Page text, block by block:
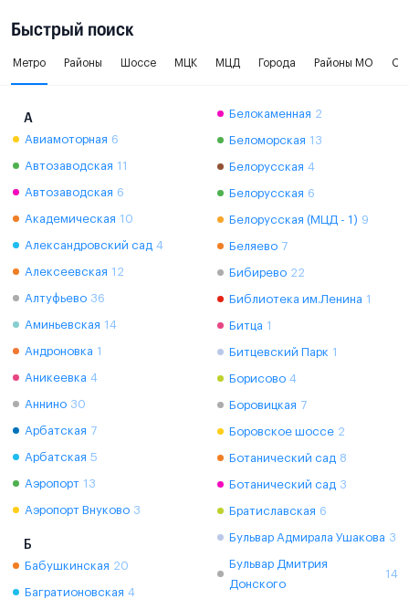
Быстрый поиск
Метро Районы Шоссе МЦК МЦД Города Районы МО
А
Авиамоторная 6
Автозаводская 11
Автозаводская 6
Академическая 10
Александровский сад 4
Алексеевская 12
Алтуфьево 36
Аминьевская 14
Андроновка 1
Аникеевка 4
Аннино 30
Арбатская 7
Арбатская 5
Аэропорт 13
Аэропорт Внуково 3
Б
Бабушкинская 20
Багратионовская 4
Белокаменная 2
Беломорская 13
Белорусская 4
Белорусская 6
Белорусская (МЦД - 1) 9
Беляево 7
Бибирево 22
Библиотека им.Ленина 1
Битца 1
Битцевский Парк 1
Борисово 4
Боровицкая 7
Боровское шоссе 2
Ботанический сад 8
Ботанический сад 3
Братиславская 6
Бульвар Адмирала Ушакова 3
Бульвар Дмитрия
Донского
14